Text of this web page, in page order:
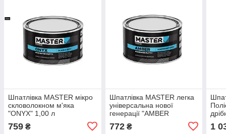
Шпатлівка MASTER мікро
скловолокном м'яка
"ONYX" 1,00 л
759 ₴
Шпатлівка MASTER легка
універсальна нової
генерації "AMBER
MULTIFUNCTION" 1,00 л
772₴ 1